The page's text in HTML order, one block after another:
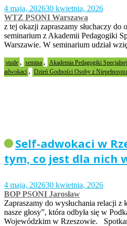
4 maja, 202630 kwietnia, 2026
WTZ PSONI Warszawa
z tej okazji zapraszamy słuchaczy do
seminarium z Akademii Pedagogiki
Warszawie. W seminarium udział
stude , semina , Akademia Pedagogiki Specjalnej
adwokaci , Dzień Godności Osoby z
Self-adwokaci w
tym, co jest dla nich
4 maja, 202630 kwietnia, 2026
BOP PSONI Jarosław
Zapraszamy do wysłuchania relacji z
nasze głosy”, która odbyła się w
Wojewódzkim w Rzeszowie.